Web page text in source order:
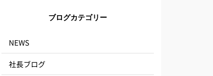
ブログカテゴリー
NEWS
社長ブログ